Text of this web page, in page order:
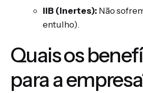
IIB (Inertes): Não
entulho).
Quais os
para a